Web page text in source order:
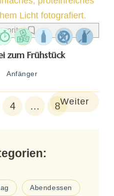
zum Frühstück
Anfänger
4 … 8Weiter
Abendessen